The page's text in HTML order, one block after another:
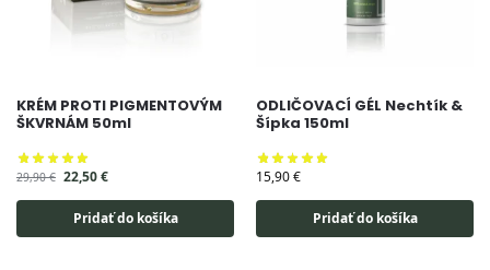
KRÉM PROTI PIGMENTOVÝM
ŠKVRNÁM 50ml
29,90€ 22,50€
Pridať do košíka
ODLIČOVACÍ GÉL Nechtík &
Šípka 150ml
15,90€
Pridať do košíka